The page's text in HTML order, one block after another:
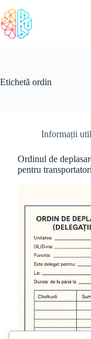
la
conținut
Etichetă ordin
Informații
Ordinul de
pentru transportatori